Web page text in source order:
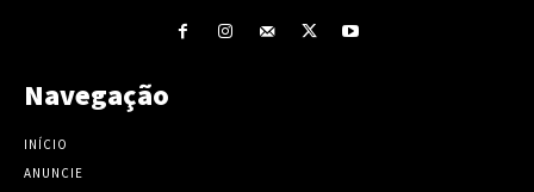
Navegação
INÍCIO
ANUNCIE